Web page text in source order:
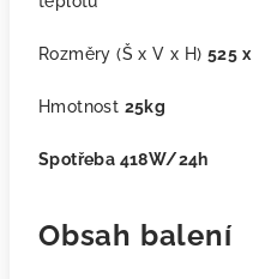
Rozměry (Š x V x H) 525
Hmotnost 25kg
Spotřeba 418W/24h
Obsah balení